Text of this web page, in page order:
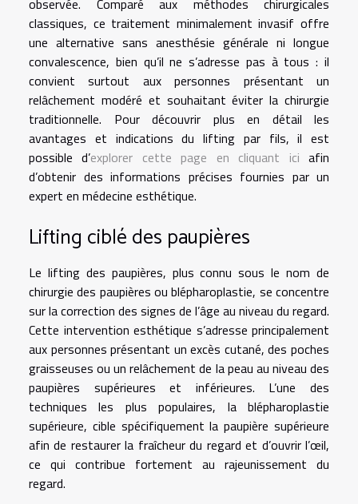
observée. Comparé aux méthodes chirurgicales
classiques, ce traitement minimalement invasif offre
une alternative sans anesthésie générale ni longue
convalescence, bien qu’il ne s’adresse pas à tous : il
convient surtout aux personnes présentant un
relâchement modéré et souhaitant éviter la chirurgie
traditionnelle. Pour découvrir plus en détail les
avantages et indications du lifting par fils, il est
possible d’explorer cette page en cliquant ici afin
d’obtenir des informations précises fournies par un
expert en médecine esthétique.
Lifting ciblé des paupières
Le lifting des paupières, plus connu sous le nom de
chirurgie des paupières ou blépharoplastie, se concentre
sur la correction des signes de l’âge au niveau du regard.
Cette intervention esthétique s’adresse principalement
aux personnes présentant un excès cutané, des poches
graisseuses ou un relâchement de la peau au niveau des
paupières supérieures et inférieures. L’une des
techniques les plus populaires, la blépharoplastie
supérieure, cible spécifiquement la paupière supérieure
afin de restaurer la fraîcheur du regard et d’ouvrir l’œil,
ce qui contribue fortement au rajeunissement du
regard.